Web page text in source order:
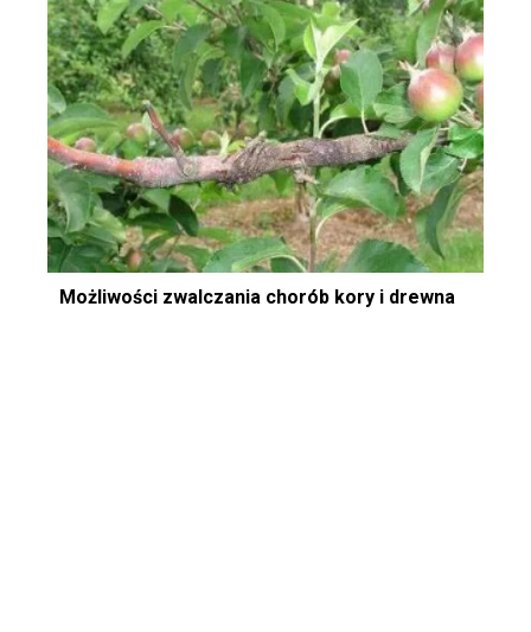
Możliwości zwalczania chorób kory i drewna